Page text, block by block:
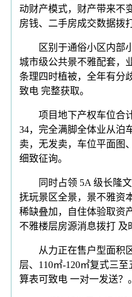
动财产模式，财产带来不
房钱、二手房成交数据拨
区别于通俗小区内部小
城市级公共景不雅配套，
条理四时植被，全年有分
致电 完整获取。
项目地下产权车位合计
34，完全满脚全体业从泊
卖，无发卖，车位平面图
细致征询。
同时占领 5A 级长隆文
抚玩景区全景，景不雅资
稀缺叠加，自住体验取资
不雅楼层房源消息拨打 及
从力正在售户型面积区
层、110㎡-120㎡复式三
算表可致电 一对一发送？。